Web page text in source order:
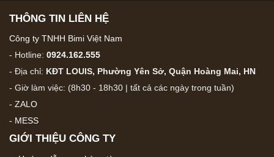
THÔNG TIN LIÊN HỆ
Công ty TNHH Bimi Việt Nam
- Hotline: 0924.162.555
- Địa chỉ: KĐT LOUIS, Phường Yên Sở, Quận Hoàng Mai, HN
- Giờ làm việc: (8h30 - 18h30 | tất cả các ngày trong tuần)
- ZALO
- MESS
GIỚI THIỆU CÔNG TY